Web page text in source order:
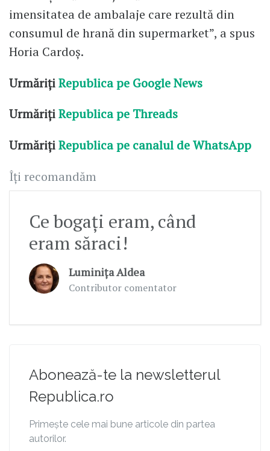
imensitatea de ambalaje care rezultă din
consumul de hrană din supermarket”, a spus
Horia Cardoș.
UrmărițiRepublica pe Google News
UrmărițiRepublica pe Threads
UrmărițiRepublica pe canalul de WhatsApp
Îți recomandăm
Ce bogați eram, când
eram săraci!
Luminița Aldea
Contributor comentator
Abonează-te la newsletterul
Republica.ro
Primește cele mai bune articole din partea
autorilor.